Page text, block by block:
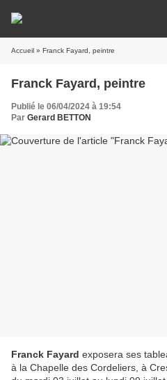
Accueil » Franck Fayard, peintre
Franck Fayard, peintre
Publié le 06/04/2024 à 19:54
Par Gerard BETTON
Franck Fayard exposera ses
à la Chapelle des Cordeliers, à